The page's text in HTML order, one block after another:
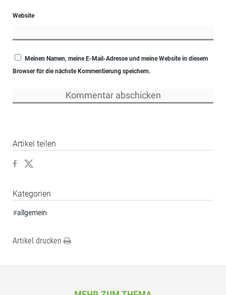
Website
Meinen Namen, meine E-Mail-Adresse und meine Website in diesem
Browser für die nächste Kommentierung speichern.
Artikel teilen
Kategorien
#allgemein
Artikel drucken